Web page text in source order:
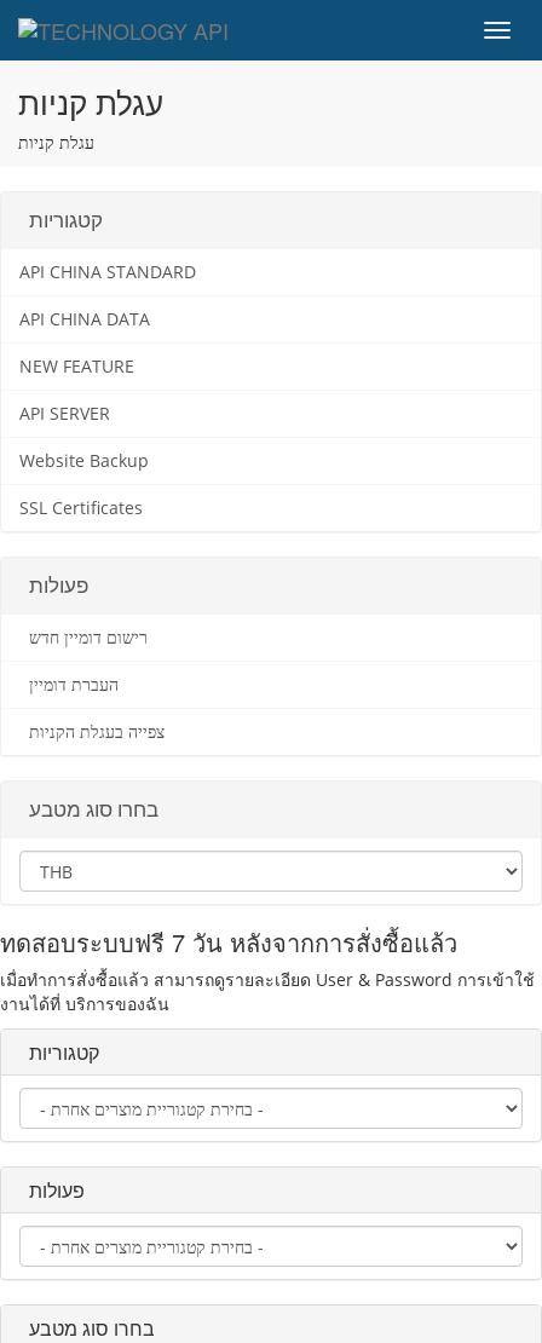
עגלת קניות
עגלת קניות
קטגוריות
API CHINA STANDARD
API CHINA DATA
NEW FEATURE
API SERVER
Website Backup
SSL Certificates
פעולות
רישום דומיין חדש
העברת דומיין
צפייה בעגלת הקניות
בחרו סוג מטבע
ทดสอบระบบฟรี 7 วัน หลังจากการสั่งซื้อแล้ว
เมื่อทำการสั่งซื้อแล้ว สามารถดูรายละเอียด User & Password การเข้าใช้
งานได้ที่ บริการของฉัน
קטגוריות
פעולות
בחרו סוג מטבע